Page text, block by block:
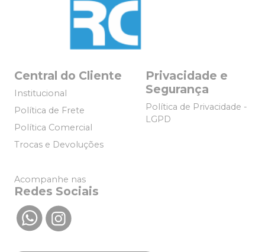
Central do Cliente
Institucional
Política de Frete
Política Comercial
Trocas e Devoluções
Privacidade e
Segurança
Política de Privacidade -
LGPD
Acompanhe nas
Redes Sociais